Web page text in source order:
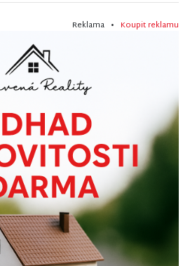
Reklama • Koupit reklamu